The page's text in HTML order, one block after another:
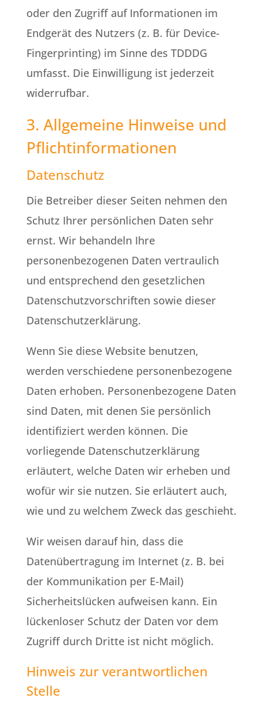
oder den Zugriff auf Informationen im
Endgerät des Nutzers (z. B. für Device-
Fingerprinting) im Sinne des TDDDG
umfasst. Die Einwilligung ist jederzeit
widerrufbar.
3. Allgemeine Hinweise und
Pflicht­informationen
Datenschutz
Die Betreiber dieser Seiten nehmen den
Schutz Ihrer persönlichen Daten sehr
ernst. Wir behandeln Ihre
personenbezogenen Daten vertraulich
und entsprechend den gesetzlichen
Datenschutzvorschriften sowie dieser
Datenschutzerklärung.
Wenn Sie diese Website benutzen,
werden verschiedene personenbezogene
Daten erhoben. Personenbezogene Daten
sind Daten, mit denen Sie persönlich
identifiziert werden können. Die
vorliegende Datenschutzerklärung
erläutert, welche Daten wir erheben und
wofür wir sie nutzen. Sie erläutert auch,
wie und zu welchem Zweck das geschieht.
Wir weisen darauf hin, dass die
Datenübertragung im Internet (z. B. bei
der Kommunikation per E-Mail)
Sicherheitslücken aufweisen kann. Ein
lückenloser Schutz der Daten vor dem
Zugriff durch Dritte ist nicht möglich.
Hinweis zur verantwortlichen
Stelle